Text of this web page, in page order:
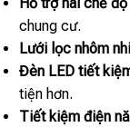
Hỗ trợ hai chế
chung cư.
Lưới lọc nhôm
Đèn LED tiết
tiện hơn.
Tiết kiệm điện